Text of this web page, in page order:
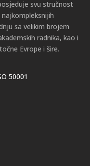
svu stručnost
sa velikim brojem
radnika, kao i
Evrope i šire.
50001